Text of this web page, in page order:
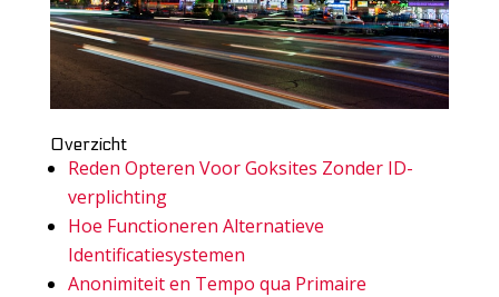
Overzicht
Reden Opteren Voor Goksites Zonder ID-
verplichting
Hoe Functioneren Alternatieve
Identificatiesystemen
Anonimiteit en Tempo qua Primaire